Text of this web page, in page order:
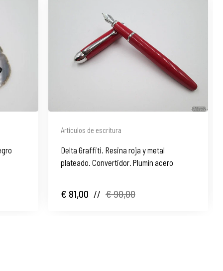
Artículos de escritura
Delta Graffiti. Resina roja y metal
plateado. Convertidor. Plumín acero
€ 81,00 // € 90,00